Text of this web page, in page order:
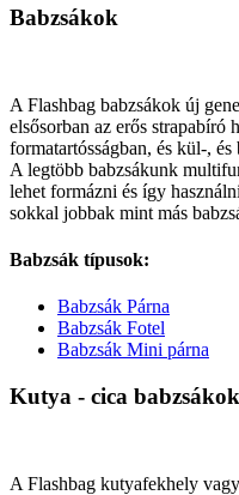
Babzsákok
A Flashbag babzsákok új
elsősorban az erős strapabíró
formatartósságban, és kül-,
A legtöbb babzsákunk
lehet formázni és így
sokkal jobbak mint más
Babzsák típusok:
Babzsák Párna
Babzsák Fotel
Babzsák Mini párna
Kutya - cica babzsákok
A Flashbag kutyafekhely